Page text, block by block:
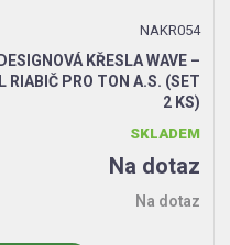
NAKR054
DESIGNOVÁ KŘESLA WAVE –
RIABIČ PRO TON A.S. (SET
2 KS)
SKLADEM
Na dotaz
Na dotaz